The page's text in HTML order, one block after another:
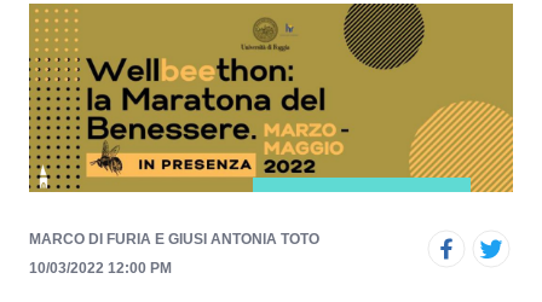
n
u
t
o
p
r
MARCO DI FURIA E GIUSI ANTONIA TOTO
10/03/2022 12:00 PM